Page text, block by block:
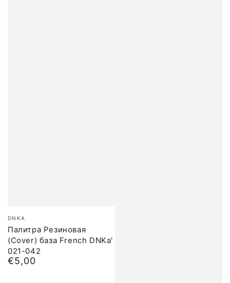
Бренд:
DNKA
Палитра Резиновая
(Cover) база French DNKa'
021-042
Обычная
€5,00